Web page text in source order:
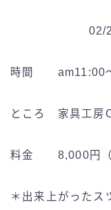
02/
時間 am11:00〜
ところ 家具工房
料金 8,000円（
＊出来上がったス